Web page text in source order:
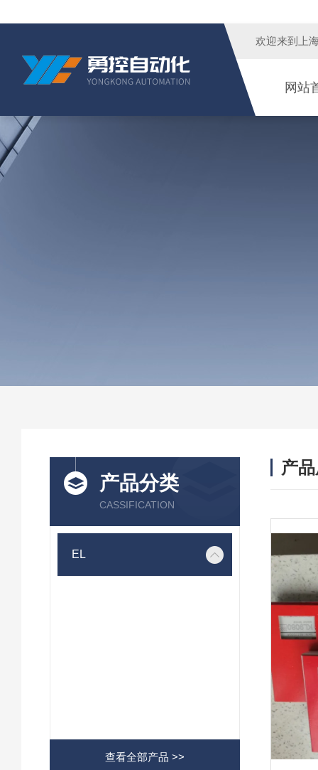
欢迎来到 上
网站
产品分类
CASSIFICATION
EL
查看全部产品 >>
产